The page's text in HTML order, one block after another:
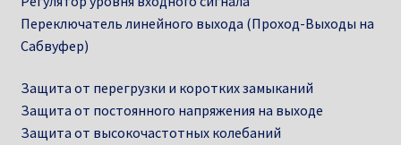
Переключатель линейного выхода (Проход-Выходы на
Сабвуфер)
Защита от перегрузки и коротких замыканий
Защита от постоянного напряжения на выходе
Защита от высокочастотных колебаний